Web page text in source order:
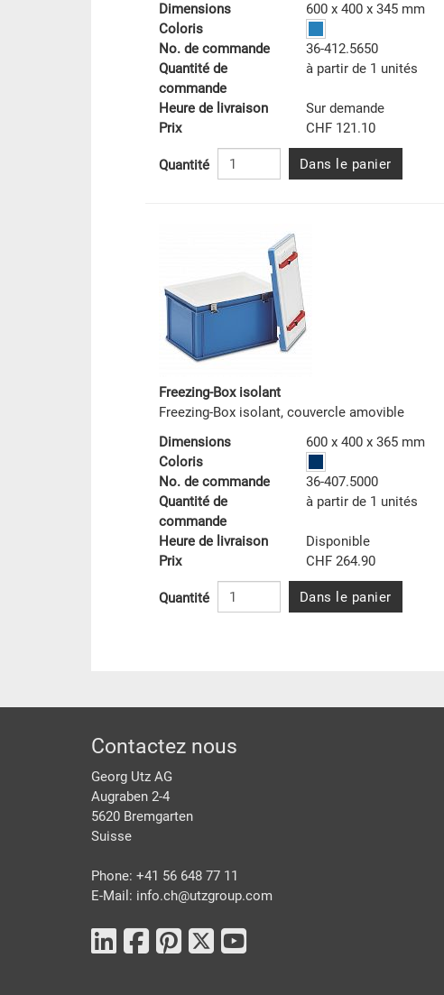
Dimensions
600 x 400 x 345 mm
Coloris
No. de commande
36-412.5650
Quantité de
commande
à partir de 1 unités
Heure de livraison
Sur demande
Prix
CHF 121.10
Quantité Dans le panier
Freezing-Box isolant
Freezing-Box isolant, couvercle amovible
Dimensions
600 x 400 x 365 mm
Coloris
No. de commande
36-407.5000
Quantité de
commande
à partir de 1 unités
Heure de livraison
Disponible
Prix
CHF 264.90
Quantité Dans le panier
pied de page
Contactez nous
Georg Utz AG
Augraben 2-4
5620 Bremgarten
Suisse
Phone: +41 56 648 77 11
E-Mail: info.ch@utzgroup.com